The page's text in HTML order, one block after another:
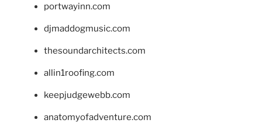
portwayinn.com
djmaddogmusic.com
thesoundarchitects.com
allin1roofing.com
keepjudgewebb.com
anatomyofadventure.com